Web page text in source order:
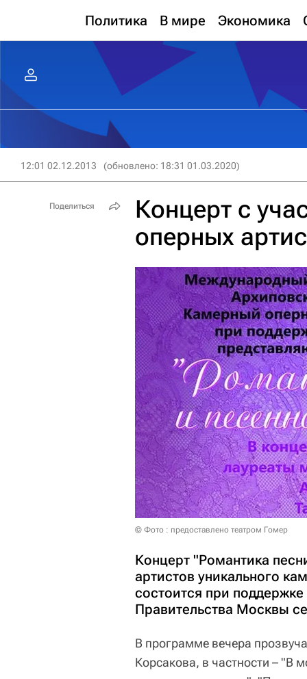
Политика В мире Экономика
12:01 02.12.2013 (обновлено: 18:31 01.03.2020)
Концерт с
оперных
© Фото : предоставлено театром Гомер
Концерт "Романтика
артистов уникального
состоится при
Правительства Москвы
В программе вечера
Корсакова, в частности – "В
Поделиться